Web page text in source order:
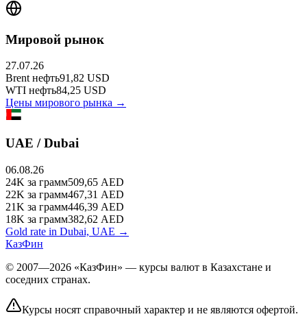
Мировой рынок
27.07.26
Brent нефть91,82 USD
WTI нефть84,25 USD
Цены мирового рынка →
UAE / Dubai
06.08.26
24K за грамм509,65 AED
22K за грамм467,31 AED
21K за грамм446,39 AED
18K за грамм382,62 AED
Gold rate in Dubai, UAE →
КазФин
© 2007—2026 «КазФин» — курсы валют в Казахстане и
соседних странах.
Курсы носят справочный характер и не являются офертой.